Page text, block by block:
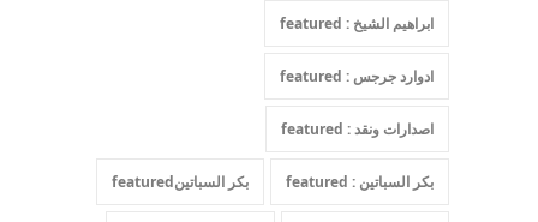
الجنسية عن يد وهم صاغرون،
ابراهيم الشيخ : featured
ادوارد جرجس : featured
اصدارات ونقد : featured
بكر السباتين : featured بكر السباتينfeatured